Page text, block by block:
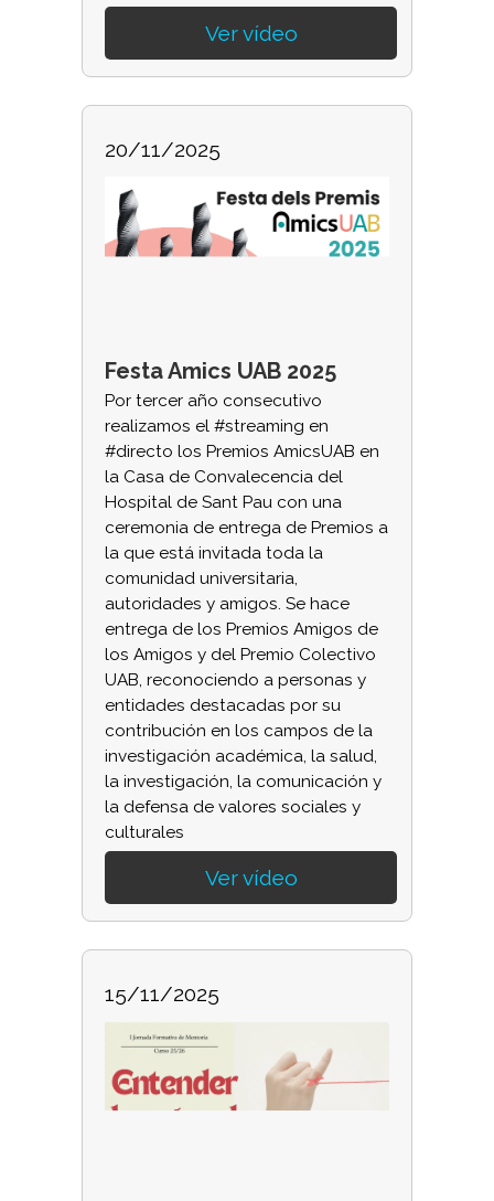
Ver vídeo
20/11/2025
Festa Amics UAB 2025
Por tercer año consecutivo
realizamos el #streaming en
#directo los Premios AmicsUAB en
la Casa de Convalecencia del
Hospital de Sant Pau con una
ceremonia de entrega de Premios a
la que está invitada toda la
comunidad universitaria,
autoridades y amigos. Se hace
entrega de los Premios Amigos de
los Amigos y del Premio Colectivo
UAB, reconociendo a personas y
entidades destacadas por su
contribución en los campos de la
investigación académica, la salud,
la investigación, la comunicación y
la defensa de valores sociales y
culturales
Ver vídeo
15/11/2025